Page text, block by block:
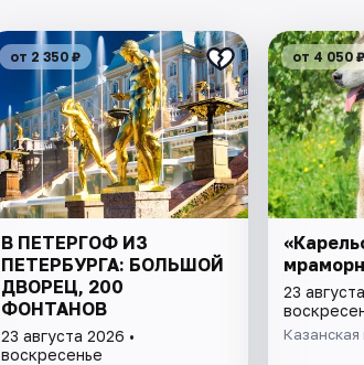
от 2 350 ₽
В ПЕТЕРГОФ ИЗ
ПЕТЕРБУРГА: БОЛЬШОЙ
ДВОРЕЦ, 200
ФОНТАНОВ
23 августа 2026 •
воскресенье
от 4 050 ₽
23
Казанская